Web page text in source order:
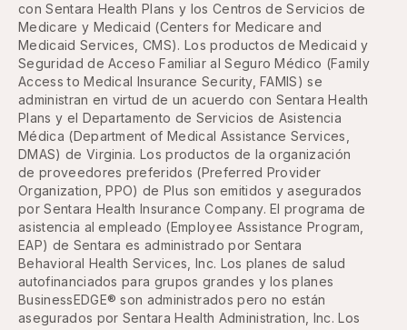
con Sentara Health Plans y los Centros de Servicios de
Medicare y Medicaid (Centers for Medicare and
Medicaid Services, CMS). Los productos de Medicaid y
Seguridad de Acceso Familiar al Seguro Médico (Family
Access to Medical Insurance Security, FAMIS) se
administran en virtud de un acuerdo con Sentara Health
Plans y el Departamento de Servicios de Asistencia
Médica (Department of Medical Assistance Services,
DMAS) de Virginia. Los productos de la organización
de proveedores preferidos (Preferred Provider
Organization, PPO) de Plus son emitidos y asegurados
por Sentara Health Insurance Company. El programa de
asistencia al empleado (Employee Assistance Program,
EAP) de Sentara es administrado por Sentara
Behavioral Health Services, Inc. Los planes de salud
autofinanciados para grupos grandes y los planes
BusinessEDGE® son administrados pero no están
asegurados por Sentara Health Administration, Inc. Los